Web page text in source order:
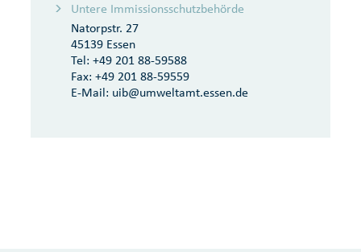
Untere Immissionsschutzbehörde
Natorpstr. 27
45139 Essen
Tel: +49 201 88-59588
Fax: +49 201 88-59559
E-Mail: uib@umweltamt.essen.de